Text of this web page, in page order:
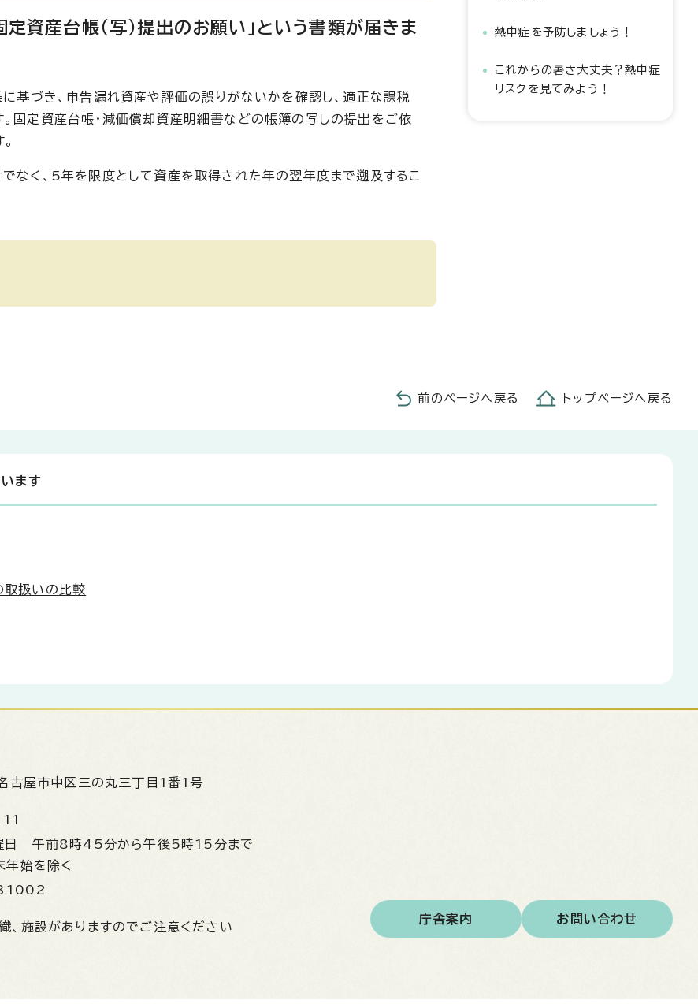
産台帳（写）提出のお願い」という書類が届きま
き、申告漏れ資産や評価の誤りがないかを確認し、適正な課税
固定資産台帳・減価償却資産明細書などの帳簿の写しの提出をご依
なく、5年を限度として資産を取得された年の翌年度まで遡及するこ
熱中症を予防しましょう！
これからの暑さ大丈夫？熱中症
リスクを見てみよう！
前のページへ戻る トップページへ戻る
ます
取扱いの比較
古屋市中区三の丸三丁目1番1号
日 午前8時45分から午後5時15分まで
年始を除く
、施設がありますのでご注意ください
庁舎案内 お問い合わせ